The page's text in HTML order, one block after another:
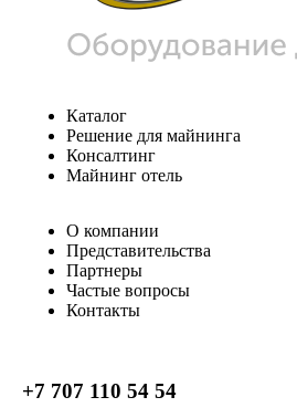
Каталог
Решение для майнинга
Консалтинг
Майнинг отель
О компании
Представительства
Партнеры
Частые вопросы
Контакты
+7 707 110 54 54